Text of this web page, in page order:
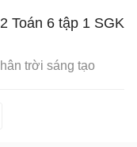
Toán 6 tập 1 SGK
trời sáng tạo